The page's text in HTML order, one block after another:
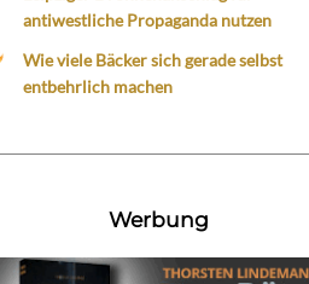
antiwestliche Propaganda nutzen
Wie viele Bäcker sich gerade selbst
entbehrlich machen
Werbung